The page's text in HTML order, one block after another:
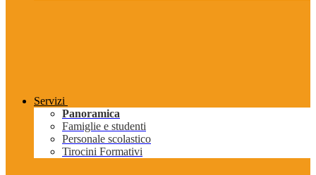
Servizi
Panoramica
Famiglie e studenti
Personale scolastico
Tirocini Formativi